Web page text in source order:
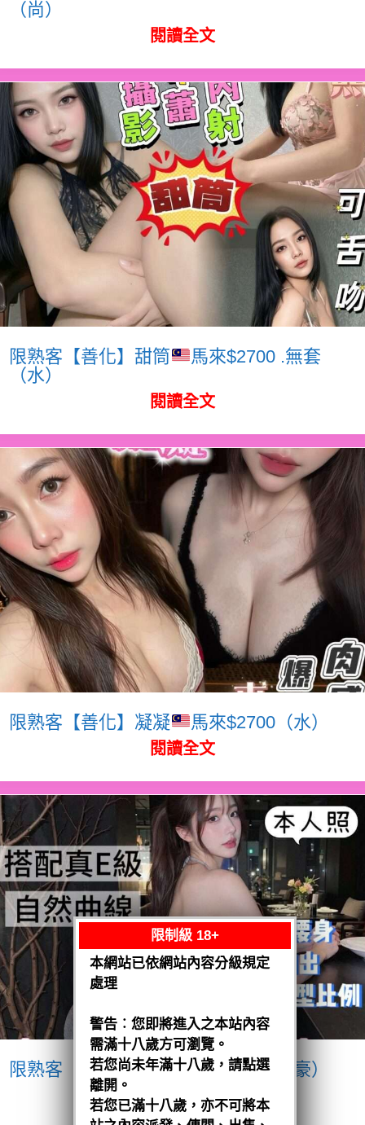
（尚）
閱讀全文
限熟客【善化】甜筒
馬來$2700 .無套
（水）
閱讀全文
限熟客【善化】凝凝 馬來$2700（水）
閱讀全文
限熟客【南區】愛紗 越南$3200（豪）
閱讀全文
限制級 18+
本網站已依網站內容分級規定
處理
警告︰您即將進入之本站內容
需滿十八歲方可瀏覽。
若您尚未年滿十八歲，請點選
離開。
若您已滿十八歲，亦不可將本